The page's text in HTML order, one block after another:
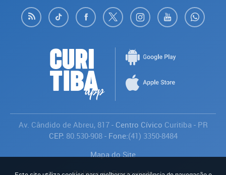
Av. Cândido de Abreu, 817- Centro Cívico Curitiba - PR
CEP: 80.530-908- Fone:(41) 3350-8484
Mapa do Site
Política de Privacidade